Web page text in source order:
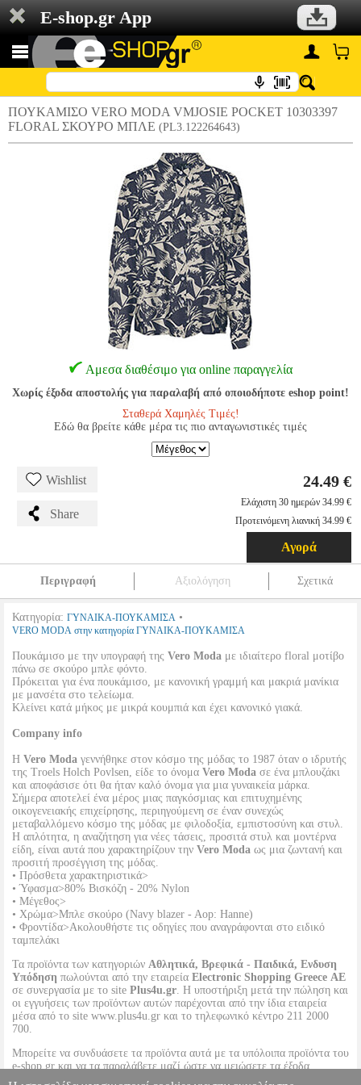
E-shop.gr App
ΠΟΥΚΑΜΙΣΟ VERO MODA VMJOSIE POCKET 10303397
FLORAL ΣΚΟΥΡΟ ΜΠΛΕ (PL3.122264643)
Αμεσα διαθέσιμο για online παραγγελία
Χωρίς έξοδα αποστολής για παραλαβή από οποιοδήποτε eshop point!
Σταθερά Χαμηλές Τιμές!
Εδώ θα βρείτε κάθε μέρα τις πιο ανταγωνιστικές τιμές
Wishlist
Share
24.49 €
Ελάχιστη 30 ημερών 34.99 €
Προτεινόμενη λιανική 34.99 €
Αγορά
Περιγραφή Αξιολόγηση Σχετικά
Κατηγορία: ΓΥΝΑΙΚΑ-ΠΟΥΚΑΜΙΣΑ •
VERO MODA στην κατηγορία ΓΥΝΑΙΚΑ-ΠΟΥΚΑΜΙΣΑ
Πουκάμισο με την υπογραφή της Vero Moda με ιδιαίτερο floral μοτίβο
πάνω σε σκούρο μπλε φόντο.
Πρόκειται για ένα πουκάμισο, με κανονική γραμμή και μακριά μανίκια
με μανσέτα στο τελείωμα.
Κλείνει κατά μήκος με μικρά κουμπιά και έχει κανονικό γιακά.
Company info
Η Vero Moda γεννήθηκε στον κόσμο της μόδας το 1987 όταν ο ιδρυτής
της Troels Holch Povlsen, είδε το όνομα Vero Moda σε ένα μπλουζάκι
και αποφάσισε ότι θα ήταν καλό όνομα για μια γυναικεία μάρκα.
Σήμερα αποτελεί ένα μέρος μιας παγκόσμιας και επιτυχημένης
οικογενειακής επιχείρησης, περιηγούμενη σε έναν συνεχώς
μεταβαλλόμενο κόσμο της μόδας με φιλοδοξία, εμπιστοσύνη και στυλ.
Η απλότητα, η αναζήτηση για νέες τάσεις, προσιτά στυλ και μοντέρνα
είδη, είναι αυτά που χαρακτηρίζουν την Vero Moda ως μια ζωντανή και
προσιτή προσέγγιση της μόδας.
• Πρόσθετα χαρακτηριστικά>
• Ύφασμα>80% Βισκόζη - 20% Nylon
• Μέγεθος>
• Χρώμα>Μπλε σκούρο (Navy blazer - Aop: Hanne)
• Φροντίδα>Ακολουθήστε τις οδηγίες που αναγράφονται στο ειδικό
ταμπελάκι
Τα προϊόντα των κατηγοριών Αθλητικά, Βρεφικά - Παιδικά, Ενδυση
Υπόδηση πωλούνται από την εταιρεία Electronic Shopping Greece ΑΕ
σε συνεργασία με το site Plus4u.gr. Η υποστήριξη μετά την πώληση και
οι εγγυήσεις των προϊόντων αυτών παρέχονται από την ίδια εταιρεία
μέσα από το site www.plus4u.gr και το τηλεφωνικό κέντρο 211 2000
700.
Μπορείτε να συνδυάσετε τα προϊόντα αυτά με τα υπόλοιπα προϊόντα του
e-shop.gr και να τα παραλάβετε μαζί ώστε να μειώσετε τα έξοδα
αποστολής. Μπορείτε επίσης να παραλάβετε από οποιοδήποτε eshop